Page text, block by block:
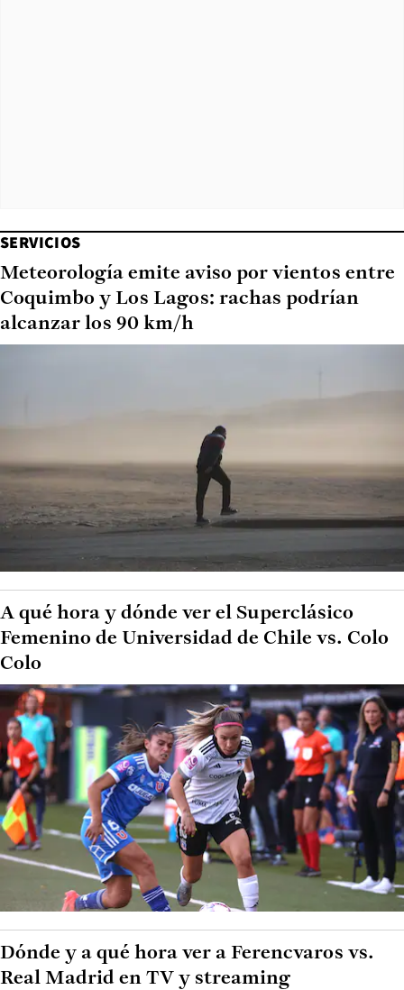
SERVICIOS
Meteorología emite aviso por vientos entre
Coquimbo y Los Lagos: rachas podrían
alcanzar los 90 km/h
A qué hora y dónde ver el Superclásico
Femenino de Universidad de Chile vs. Colo
Colo
Dónde y a qué hora ver a Ferencvaros vs.
Real Madrid en TV y streaming